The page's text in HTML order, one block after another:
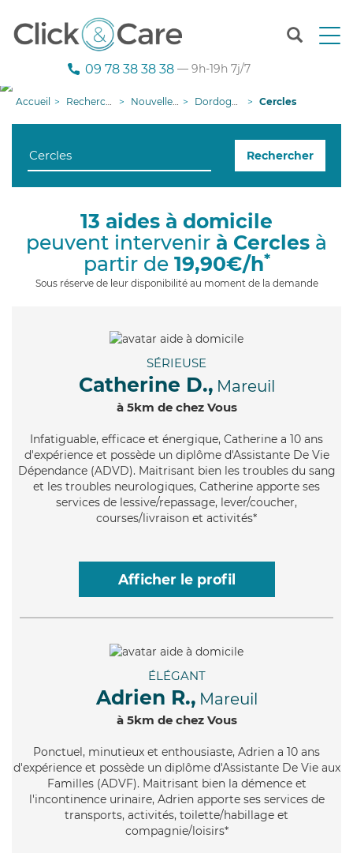
T
n
g
09 78 38 38 38 — 9h-19h 7j/7
Accueil Recherche aide à domicile Nouvelle-Aquitaine Dordogne Cercles
Rechercher
13 aides à domicile
peuvent intervenir à Cercles à
partir de 19,90€/h*
Sous réserve de leur disponibilité au moment de la demande
SÉRIEUSE
Catherine D., Mareuil
à 5km de chez Vous
Infatiguable, efficace et énergique, Catherine a 10 ans
d'expérience et possède un diplôme d'Assistante De Vie
Dépendance (ADVD). Maitrisant bien les troubles du sang
et les troubles neurologiques, Catherine apporte ses
services de lessive/repassage, lever/coucher,
courses/livraison et activités*
Afficher le profil
ÉLÉGANT
Adrien R., Mareuil
à 5km de chez Vous
Ponctuel, minutieux et enthousiaste, Adrien a 10 ans
d'expérience et possède un diplôme d'Assistante De Vie aux
Familles (ADVF). Maitrisant bien la démence et
l'incontinence urinaire, Adrien apporte ses services de
transports, activités, toilette/habillage et
compagnie/loisirs*